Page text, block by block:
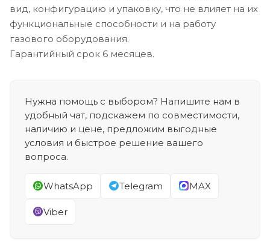
вид, конфигурацию и упаковку, что не влияет на их
функциональные способности и на работу
газового оборудования.
Гарантийный срок 6 месяцев.
Нужна помощь с выбором? Напишите нам в
удобный чат, подскажем по совместимости,
наличию и цене, предложим выгодные
условия и быстрое решение вашего
вопроса.
WhatsApp Telegram MAX
Viber